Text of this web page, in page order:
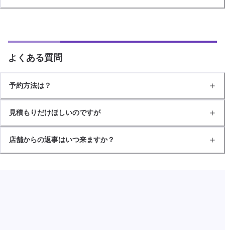
よくある質問
予約方法は？
見積もりだけほしいのですが
店舗からの返事はいつ来ますか？